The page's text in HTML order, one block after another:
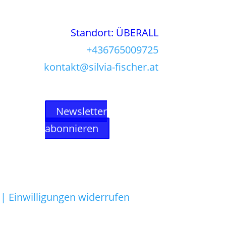
Standort: ÜBERALL
+436765009725
kontakt@silvia-fischer.at
Newsletter
abonnieren
Einwilligungen widerrufen